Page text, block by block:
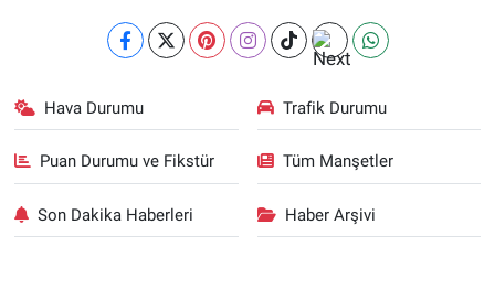
Hava Durumu Trafik Durumu
Puan Durumu ve Fikstür Tüm Manşetler
Son Dakika Haberleri Haber Arşivi